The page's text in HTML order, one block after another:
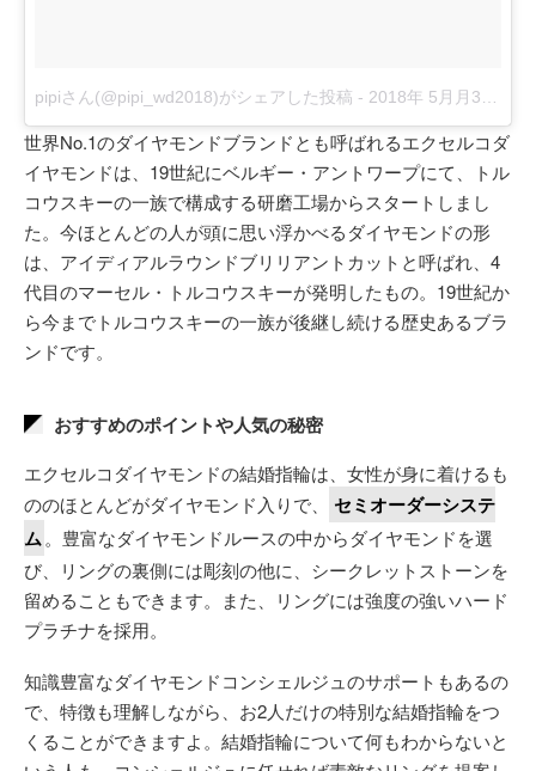
pipiさん(@pipi_wd2018)がシェアした投稿 - 2018年 5月月31日午前4時21分PDT
世界No.1のダイヤモンドブランドとも呼ばれるエクセルコダ
イヤモンドは、19世紀にベルギー・アントワープにて、トル
コウスキーの一族で構成する研磨工場からスタートしまし
た。今ほとんどの人が頭に思い浮かべるダイヤモンドの形
は、アイディアルラウンドブリリアントカットと呼ばれ、4
代目のマーセル・トルコウスキーが発明したもの。19世紀か
ら今までトルコウスキーの一族が後継し続ける歴史あるブラ
ンドです。
おすすめのポイントや人気の秘密
エクセルコダイヤモンドの結婚指輪は、女性が身に着けるも
ののほとんどがダイヤモンド入りで、
セミオーダーシステ
ム。豊富なダイヤモンドルースの中からダイヤモンドを選
び、リングの裏側には彫刻の他に、シークレットストーンを
留めることもできます。また、リングには強度の強いハード
プラチナを採用。
知識豊富なダイヤモンドコンシェルジュのサポートもあるの
で、特徴も理解しながら、お2人だけの特別な結婚指輪をつ
くることができますよ。結婚指輪について何もわからないと